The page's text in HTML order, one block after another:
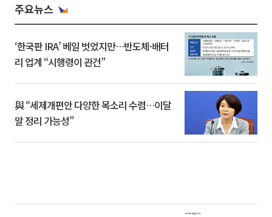
주요뉴스
‘한국판 IRA’ 베일 벗었지만…반도체·배터
리 업계 “시행령이 관건”
與 “세제개편안 다양한 목소리 수렴…이달
말 정리 가능성”